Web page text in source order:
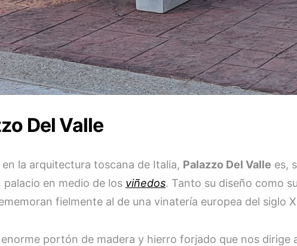
Del Valle
la arquitectura toscana de Italia, Palazzo Del Valle es,
palacio en medio de los viñedos. Tanto su diseño como
fielmente al de una vinatería europea del siglo
enorme portón de madera y hierro forjado que nos dirige